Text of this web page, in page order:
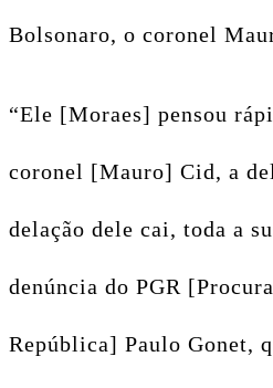
Bolsonaro, o coronel
“Ele [Moraes] pensou
coronel [Mauro] Cid, a
delação dele cai, toda a
denúncia do PGR
República] Paulo Gonet,